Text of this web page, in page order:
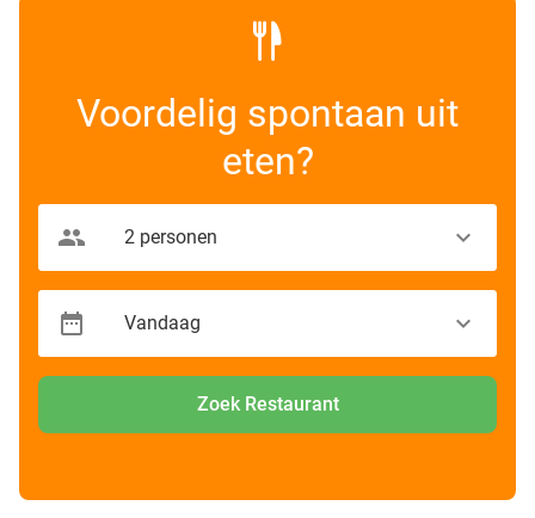
Voordelig spontaan uit
eten?
Zoek Restaurant